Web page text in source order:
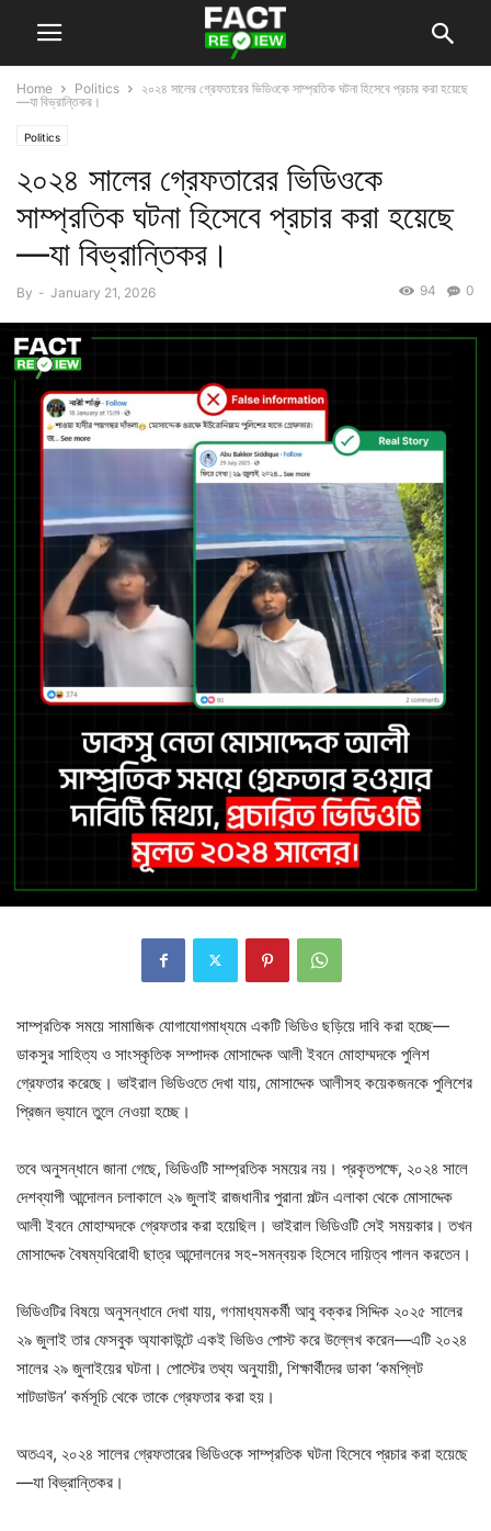
Home Politics
২০২৪ সালের গ্রেফতারের ভিডিওকে সাম্প্রতিক ঘটনা হিসেবে প্রচার করা হয়েছে
—যা বিভ্রান্তিকর।
Politics
২০২৪ সালের গ্রেফতারের ভিডিওকে
সাম্প্রতিক ঘটনা হিসেবে প্রচার করা হয়েছে
—যা বিভ্রান্তিকর।
By - January 21, 2026 0
94
সাম্প্রতিক সময়ে সামাজিক যোগাযোগমাধ্যমে একটি ভিডিও ছড়িয়ে দাবি করা হচ্ছে—
ডাকসুর সাহিত্য ও সাংস্কৃতিক সম্পাদক মোসাদ্দেক আলী ইবনে মোহাম্মদকে পুলিশ
গ্রেফতার করেছে। ভাইরাল ভিডিওতে দেখা যায়, মোসাদ্দেক আলীসহ কয়েকজনকে পুলিশের
প্রিজন ভ্যানে তুলে নেওয়া হচ্ছে।
তবে অনুসন্ধানে জানা গেছে, ভিডিওটি সাম্প্রতিক সময়ের নয়। প্রকৃতপক্ষে, ২০২৪ সালে
দেশব্যাপী আন্দোলন চলাকালে ২৯ জুলাই রাজধানীর পুরানা পল্টন এলাকা থেকে মোসাদ্দেক
আলী ইবনে মোহাম্মদকে গ্রেফতার করা হয়েছিল। ভাইরাল ভিডিওটি সেই সময়কার। তখন
মোসাদ্দেক বৈষম্যবিরোধী ছাত্র আন্দোলনের সহ-সমন্বয়ক হিসেবে দায়িত্ব পালন করতেন।
ভিডিওটির বিষয়ে অনুসন্ধানে দেখা যায়, গণমাধ্যমকর্মী আবু বক্কর সিদ্দিক ২০২৫ সালের
২৯ জুলাই তার ফেসবুক অ্যাকাউন্টে একই ভিডিও পোস্ট করে উল্লেখ করেন—এটি ২০২৪
সালের ২৯ জুলাইয়ের ঘটনা। পোস্টের তথ্য অনুযায়ী, শিক্ষার্থীদের ডাকা ‘কমপ্লিট
শাটডাউন’ কর্মসূচি থেকে তাকে গ্রেফতার করা হয়।
অতএব, ২০২৪ সালের গ্রেফতারের ভিডিওকে সাম্প্রতিক ঘটনা হিসেবে প্রচার করা হয়েছে
—যা বিভ্রান্তিকর।